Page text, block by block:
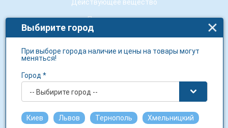
Действующее вещество
Производители
Бренды
О нас
Новости сети
Выбирите город
При выборе города наличие и цены на товары могут
меняться!
Город *
-- Выбирите город --
Киев Львов Тернополь Хмельницкий